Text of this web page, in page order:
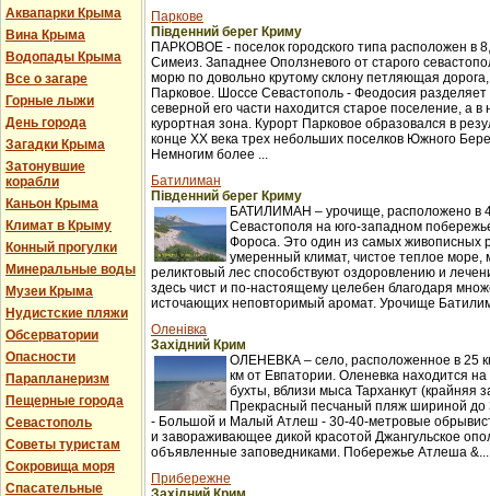
Аквапарки Крыма
Вина Крыма
Водопады Крыма
Все о загаре
Горные лыжи
День города
Загадки Крыма
Затонувшие
корабли
Каньон Крыма
Климат в Крыму
Конный прогулки
Минеральные воды
Музеи Крыма
Нудистские пляжи
Обсерватории
Опасности
Парапланеризм
Пещерные города
Севастополь
Советы туристам
Сокровища моря
Спасательные
Паркове
Південний берег Криму
ПАРКОВОЕ - поселок городского типа расположен в
Симеиз. Западнее Оползневого от старого
морю по довольно крутому склону петляющая
Парковое. Шоссе Севастополь - Феодосия разделяет
северной его части находится старое поселение, а
курортная зона. Курорт Парковое образовался в
конце XX века трех небольших поселков Южного
Немногим более ...
Батилиман
Південний берег Криму
БАТИЛИМАН – урочище, расположено в
Севастополя на юго-западном
Фороса. Это один из самых живописных
умеренный климат, чистое теплое
реликтовый лес способствуют оздоровлению и
здесь чист и по-настоящему целебен благодаря
источающих неповторимый аромат. Урочище
Оленівка
Західний Крим
ОЛЕНЕВКА – село, расположенное в 25
км от Евпатории. Оленевка находится
бухты, вблизи мыса Тарханкут (крайняя
Прекрасный песчаный пляж шириной до
- Большой и Малый Атлеш - 30-40-метровые
и завораживающее дикой красотой Джангульское
объявленные заповедниками. Побережье Атлеша &...
Прибережне